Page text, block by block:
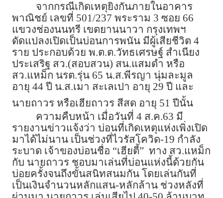
จากกรณีเกิดเหตุยิงกันภายในอาคาร
พาณิชย์​ เลขที่​ 501/237​ พระราม 3 ซอย 66​
แขวงช่องนนทรี​ เขตยานนาวา กรุงเทพฯ
ดัดแปลงเปิดเป็นบ่อนการพนัน มีผู้เสียชีวิต 4
ราย ประกอบด้วย​ พ.ต.ต.วัทธเศรษฐ์ สำเนียง
ประเสริฐ สว.(สอบสวน) สน.แสมดำ หรือ
สว.แหม็ก นรต.รุ่น 65 น.ส.พีรญา นุ่มละมูล
อายุ 44 ปี น.ส.เมา สะเลเปา อายุ 29 ปี และ
นายถาวร หรือเฮียถาวร สีสด อายุ 51 ปีนั้น
ความคืบหน้า เมื่อวันที่ 4 ส.ค.63 มี
รายงานข่าวแจ้งว่า บ่อนที่เกิดเหตุแห่งเพิ่งเปิด
มาได้ไม่นาน เป็นช่วงที่ไวรัสโควิด-19 กำลัง
ระบาด เจ้าของบ่อนชื่อ “เฮียตี้” ทาง สว.แหม็ก
กับ นายถาวร ชอบมาเล่นที่บ่อนแห่งนี้ด้วยกัน
บ่อยครั้งจนถึงขั้นสนิทสนมกัน โดยเล่นกันที่
เป็นเงินจำนวนหลักแสน-หลักล้าน ช่วงหลังที่